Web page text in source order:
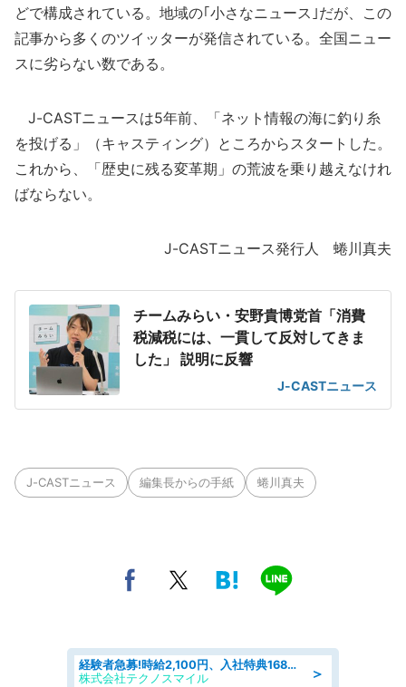
どで構成されている。地域の｢小さなニュース｣だが、この
記事から多くのツイッターが発信されている。全国ニュー
スに劣らない数である。
J-CASTニュースは5年前、「ネット情報の海に釣り糸
を投げる」（キャスティング）ところからスタートした。
これから、「歴史に残る変革期」の荒波を乗り越えなけれ
ばならない。
J-CASTニュース発行人 蜷川真夫
チームみらい・安野貴博党首「消費
税減税には、一貫して反対してきま
した」 説明に反響
J-CASTニュース
J-CASTニュース 編集長からの手紙 蜷川真夫
＞
経験者急募!時給2,100円、入社特典168万円の自動車製造業務/トヨタ自動車/tutumi
株式会社テクノスマイル